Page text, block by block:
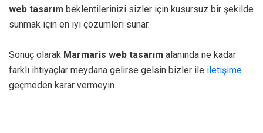
web tasarım beklentilerinizi sizler için kusursuz bir şekilde
sunmak için en iyi çözümleri sunar.
Sonuç olarak Marmaris web tasarım alanında ne kadar
farklı ihtiyaçlar meydana gelirse gelsin bizler ile iletişime
geçmeden karar vermeyin.